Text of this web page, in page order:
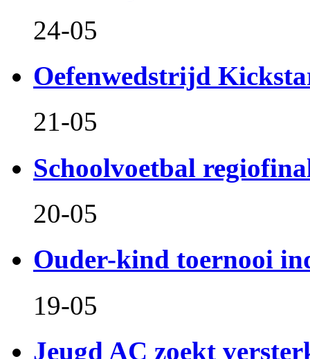
24-05
Oefenwedstrijd
21-05
Schoolvoetbal
20-05
Ouder-kind toernooi
19-05
Jeugd AC zoekt